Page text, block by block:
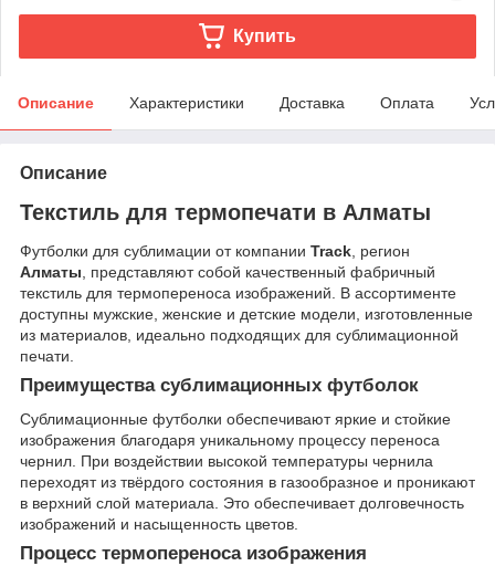
Купить
Описание Характеристики Доставка Оплата
Описание
Текстиль для термопечати в Алматы
Футболки для сублимации от компании Track, регион
Алматы, представляют собой качественный фабричный
текстиль для термопереноса изображений. В ассортименте
доступны мужские, женские и детские модели, изготовленные
из материалов, идеально подходящих для сублимационной
печати.
Преимущества сублимационных футболок
Сублимационные футболки обеспечивают яркие и стойкие
изображения благодаря уникальному процессу переноса
чернил. При воздействии высокой температуры чернила
переходят из твёрдого состояния в газообразное и проникают
в верхний слой материала. Это обеспечивает долговечность
изображений и насыщенность цветов.
Процесс термопереноса изображения